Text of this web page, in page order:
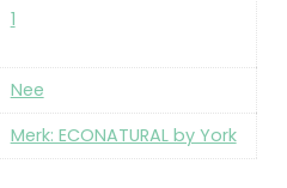
‎1
‎Nee
Merk: ECONATURAL by York